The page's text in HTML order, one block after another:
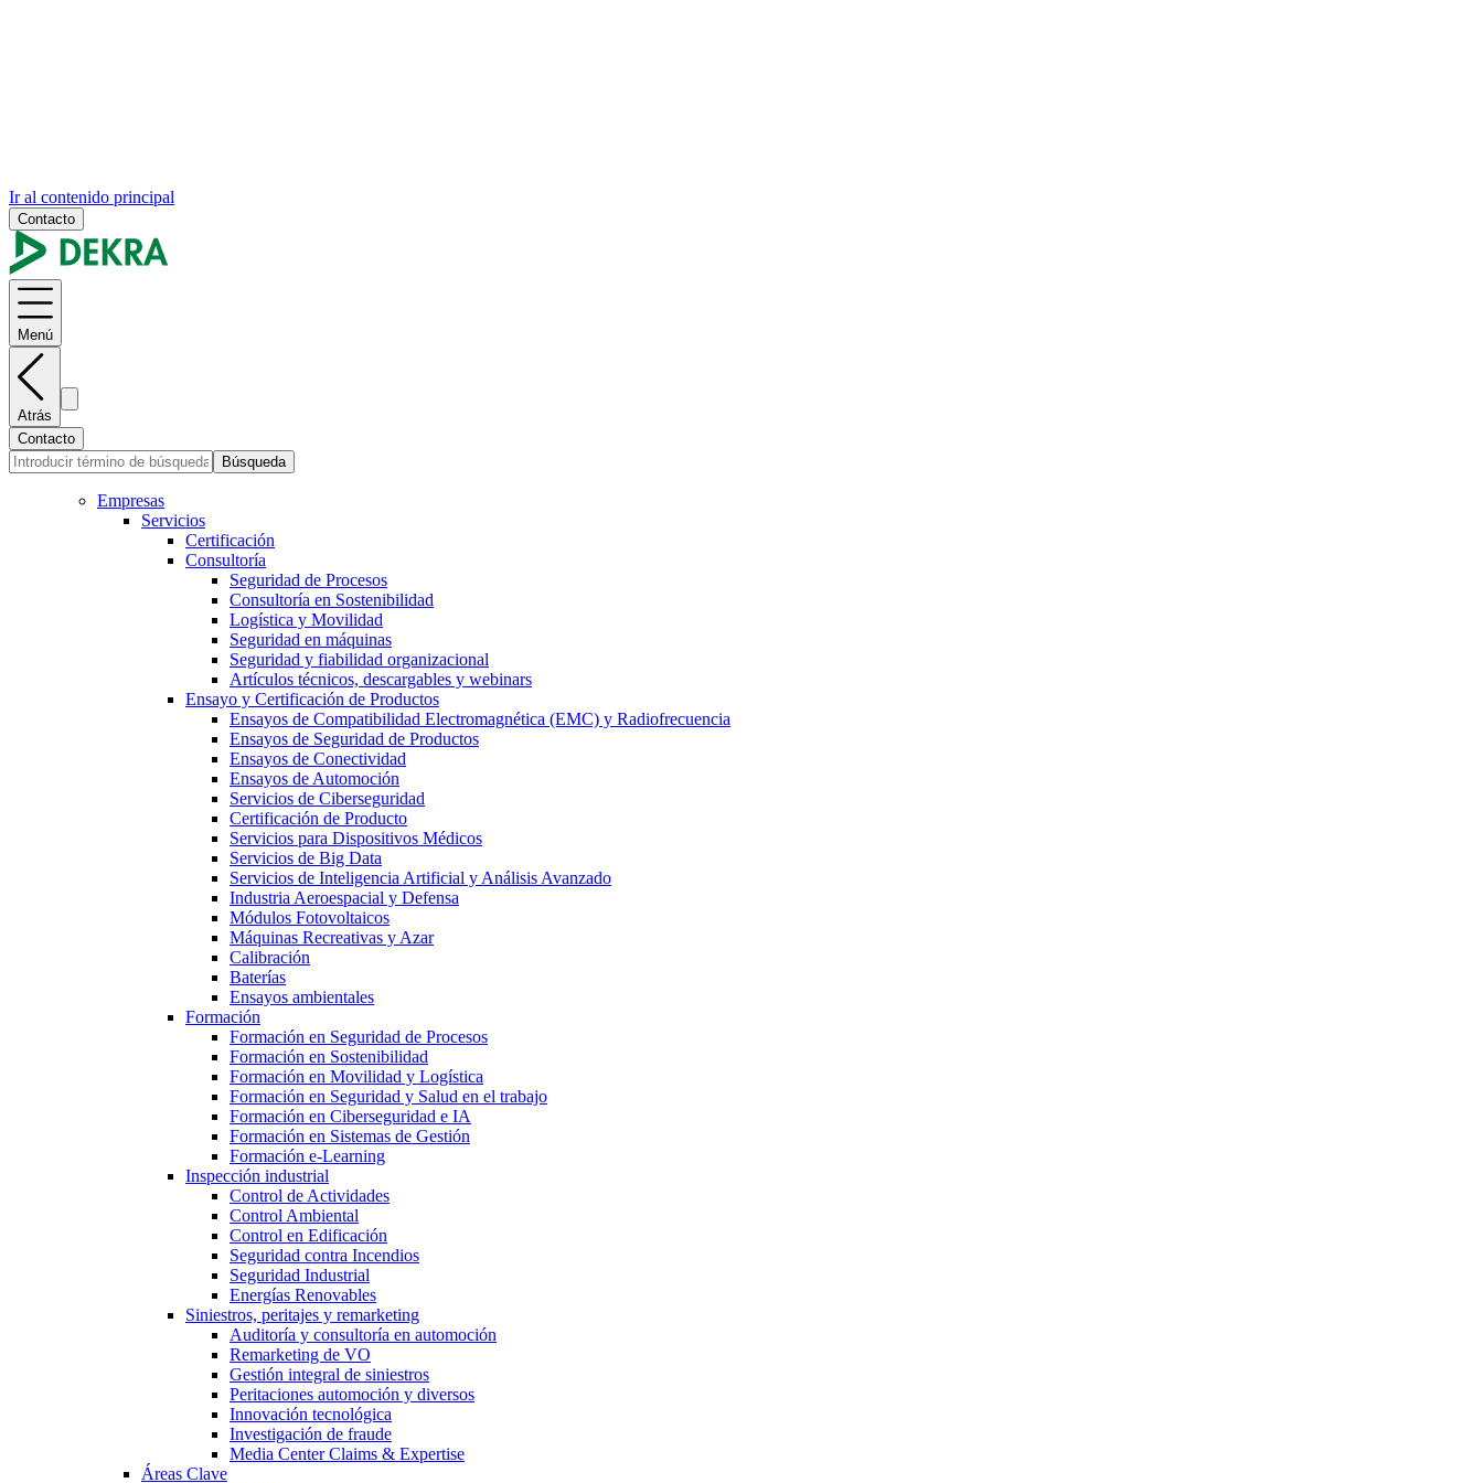
Ir al contenido principal
Contacto
Menú
Atrás
Contacto
Búsqueda
Empresas
Servicios
Certificación
Consultoría
Seguridad de Procesos
Consultoría en Sostenibilidad
Logística y Movilidad
Seguridad en máquinas
Seguridad y fiabilidad organizacional
Artículos técnicos, descargables y webinars
Ensayo y Certificación de Productos
Ensayos de Compatibilidad Electromagnética (EMC) y Radiofrecuencia
Ensayos de Seguridad de Productos
Ensayos de Conectividad
Ensayos de Automoción
Servicios de Ciberseguridad
Certificación de Producto
Servicios para Dispositivos Médicos
Servicios de Big Data
Servicios de Inteligencia Artificial y Análisis Avanzado
Industria Aeroespacial y Defensa
Módulos Fotovoltaicos
Máquinas Recreativas y Azar
Calibración
Baterías
Ensayos ambientales
Formación
Formación en Seguridad de Procesos
Formación en Sostenibilidad
Formación en Movilidad y Logística
Formación en Seguridad y Salud en el trabajo
Formación en Ciberseguridad e IA
Formación en Sistemas de Gestión
Formación e-Learning
Inspección industrial
Control de Actividades
Control Ambiental
Control en Edificación
Seguridad contra Incendios
Seguridad Industrial
Energías Renovables
Siniestros, peritajes y remarketing
Auditoría y consultoría en automoción
Remarketing de VO
Gestión integral de siniestros
Peritaciones automoción y diversos
Innovación tecnológica
Investigación de fraude
Media Center Claims & Expertise
Áreas Clave